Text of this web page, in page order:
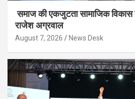
समाज की एकजुटता सामाजिक
राजेश अग्रवाल
August 7, 2026 News Desk